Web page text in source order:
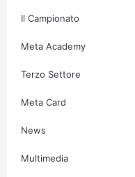
Il Campionato
Meta Academy
Terzo Settore
Meta Card
News
Multimedia